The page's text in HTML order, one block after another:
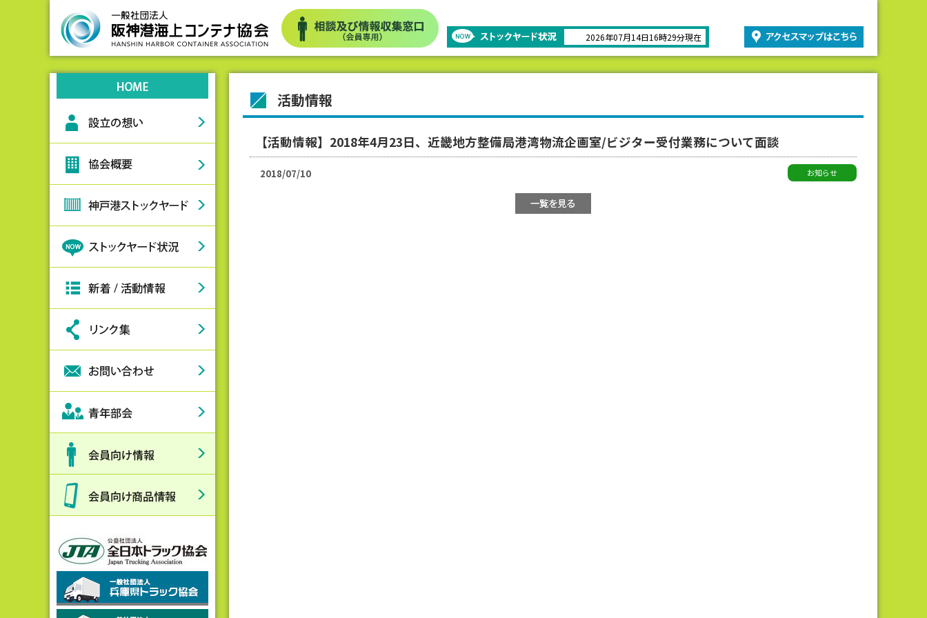
2026年07月14日16時29分現在
活動情報
【活動情報】2018年4月23日、近畿地方整備局港湾物流企画室/ビジター受付業務について面談
2018/07/10 お知らせ